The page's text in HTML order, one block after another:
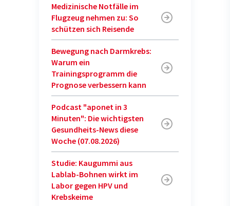
Medizinische Notfälle im
Flugzeug nehmen zu: So
schützen sich Reisende
Bewegung nach Darmkrebs:
Warum ein
Trainingsprogramm die
Prognose verbessern kann
Podcast "aponet in 3
Minuten": Die wichtigsten
Gesundheits-News diese
Woche (07.08.2026)
Studie: Kaugummi aus
Lablab-Bohnen wirkt im
Labor gegen HPV und
Krebskeime